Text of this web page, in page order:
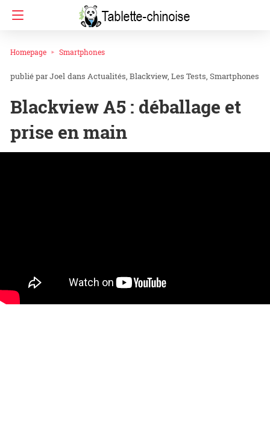
Homepage Smartphones
Joel dans Actualités Blackview Les Tests Smartphones
Blackview A5 : déballage et
prise en main